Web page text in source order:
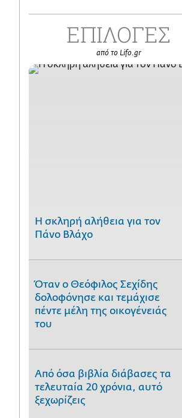
ΕΠΙΛΟΓΕΣ
από το Lifo.gr
H σκληρή αλήθεια για τον
Πάνο Βλάχο
Όταν ο Θεόφιλος Σεχίδης
δολοφόνησε και τεμάχισε
πέντε μέλη της οικογένειάς
του
Από όσα βιβλία διάβασες τα
τελευταία 20 χρόνια, αυτό
ξεχωρίζεις